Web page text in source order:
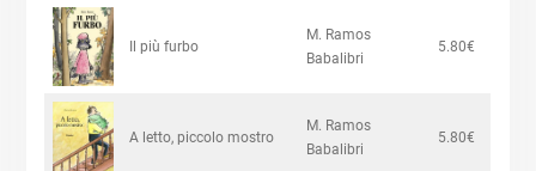
Il più furbo
M. Ramos
Babalibri
5.80€
A letto, piccolo mostro
M. Ramos
Babalibri
5.80€